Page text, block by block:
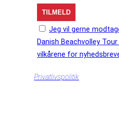
Jeg vil gerne
Danish Beachvolley
vilkårene for
Privatlivspolitik